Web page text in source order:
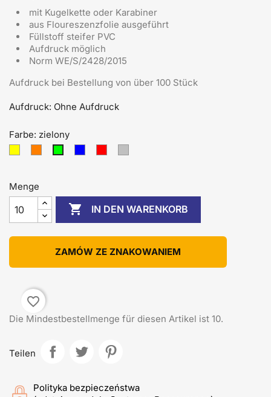
mit Kugelkette oder Karabiner
aus Floureszenzfolie ausgeführt
Füllstoff steifer PVC
Aufdruck möglich
Norm WE/S/2428/2015
Aufdruck bei Bestellung von über 100 Stück
Aufdruck: Ohne Aufdruck
Farbe: zielony
Menge
 IN DEN WARENKORB
ZAMÓW ZE ZNAKOWANIEM
favorite_border
Die Mindestbestellmenge für diesen Artikel ist 10.
Teilen
Polityka bezpieczeństwa